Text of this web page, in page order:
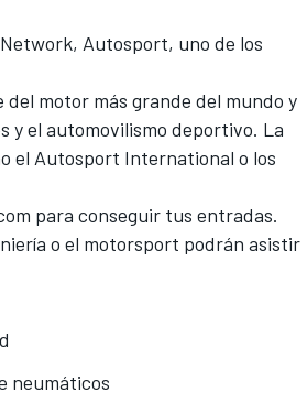
, Autosport, uno de los
motor más grande del mundo y
y el automovilismo deportivo. La
el Autosport International o los
para conseguir tus entradas.
o el motorsport podrán asistir
neumáticos